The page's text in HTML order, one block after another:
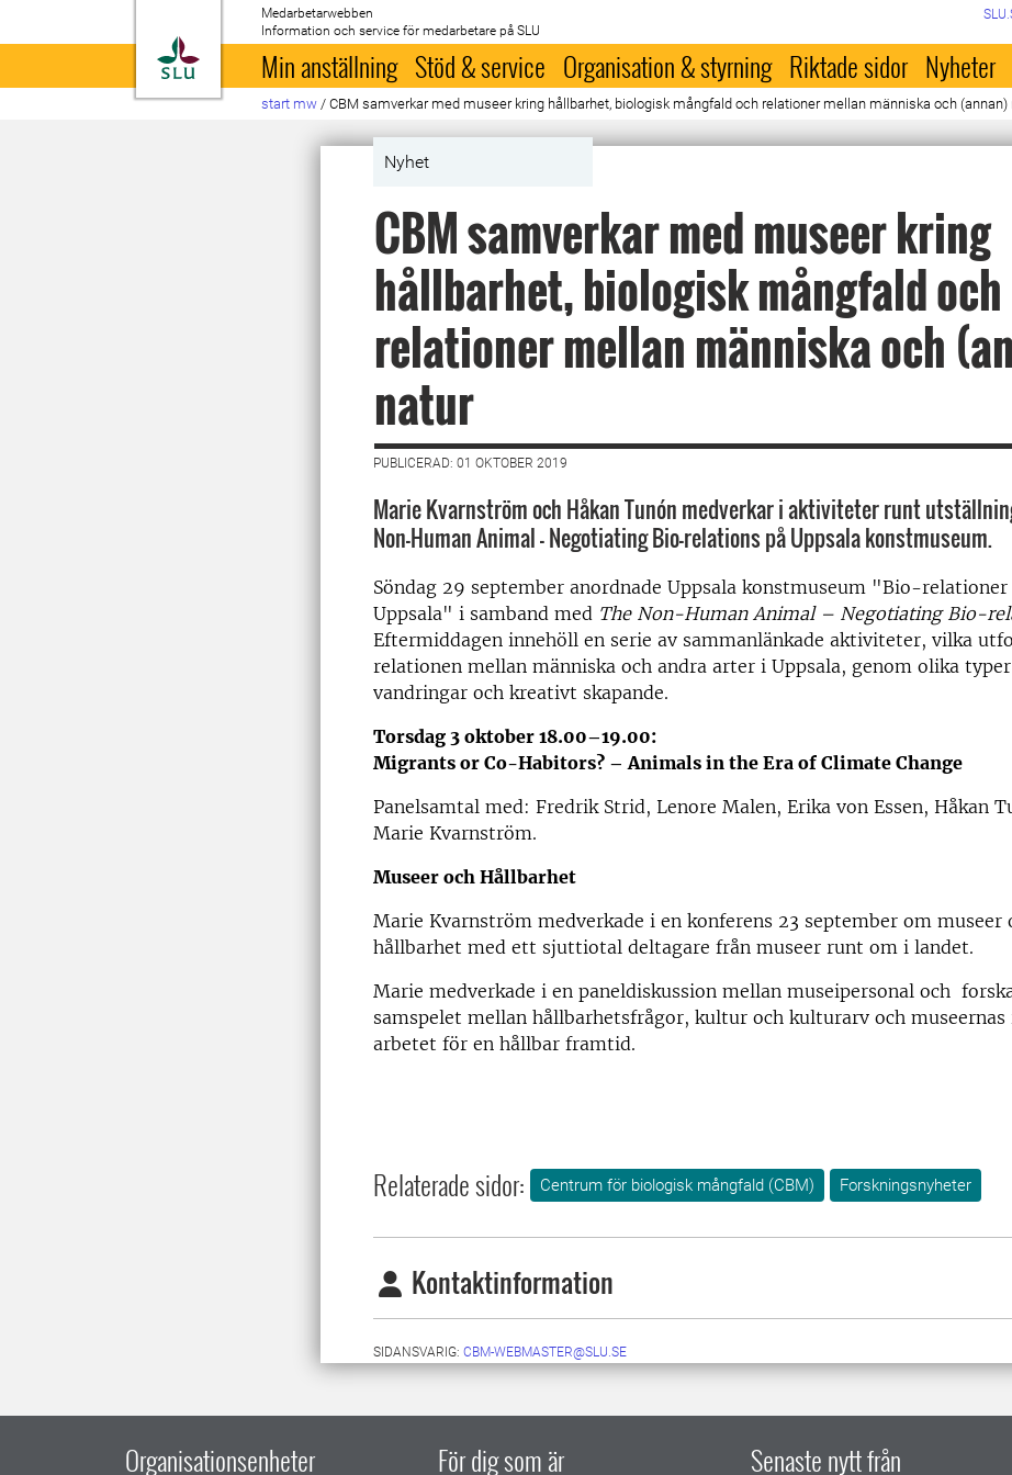
Till startsida
Medarbetarwebben
Information och service för medarbetare på SLU
Min anställning Stöd & service Organisation & styrning Riktade sidor Nyheter
start mw / CBM samverkar med museer kring hållbarhet, biologisk mångfald och relationer mellan människa och (annan)
Nyhet
CBM samverkar med museer kring
hållbarhet, biologisk mångfald och
relationer mellan människa och
natur
PUBLICERAD: 01 OKTOBER 2019
Marie Kvarnström och Håkan Tunón medverkar i aktiviteter runt
Non-Human Animal – Negotiating Bio-relations på Uppsala konstmuseum.
Söndag 29 september anordnade Uppsala konstmuseum "Bio-
Uppsala" i samband med The Non-Human Animal – Negotiating Bio-
Eftermiddagen innehöll en serie av sammanlänkade aktiviteter, vilka
relationen mellan människa och andra arter i Uppsala, genom olika
vandringar och kreativt skapande.
Torsdag 3 oktober 18.00–19.00:
Migrants or Co-Habitors? – Animals in the Era of Climate Change
Panelsamtal med: Fredrik Strid, Lenore Malen, Erika von Essen, Håkan
Marie Kvarnström.
Museer och Hållbarhet
Marie Kvarnström medverkade i en konferens 23 september om museer
hållbarhet med ett sjuttiotal deltagare från museer runt om i landet.
Marie medverkade i en paneldiskussion mellan museipersonal och
samspelet mellan hållbarhetsfrågor, kultur och kulturarv och
arbetet för en hållbar framtid.
Relaterade sidor: Centrum för biologisk mångfald (CBM) Forskningsnyheter
Kontaktinformation
SIDANSVARIG: CBM-WEBMASTER@SLU.SE
Organisationsenheter För dig som är Senaste nytt från